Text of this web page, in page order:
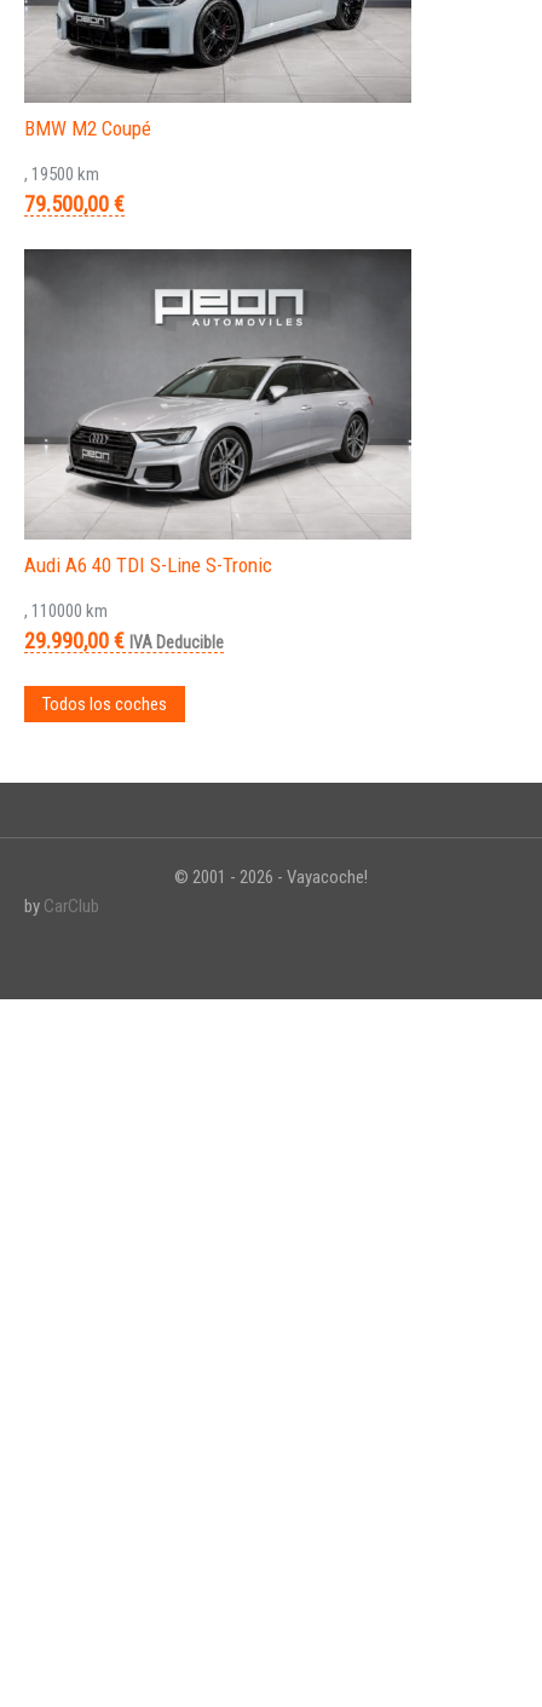
BMW M2 Coupé
, 19500 km
79.500,00 €
Audi A6 40 TDI S-Line S-Tronic
, 110000 km
29.990,00 € IVA Deducible
Todos los coches
© 2001 - 2026 - Vayacoche!
by CarClub